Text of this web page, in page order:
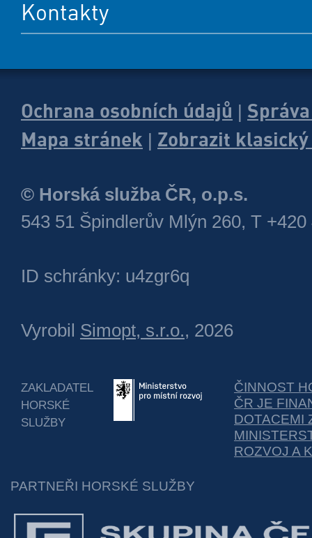
Kontakty
Ochrana osobních údajů
Mapa stránek
Zobrazit
© Horská služba ČR, o.p.s.
543 51 Špindlerův Mlýn 260, T +420
ID schránky: u4zgr6q
Vyrobil Simopt, s.r.o., 2026
ZAKLADATEL
HORSKÉ
SLUŽBY
ČINNOST
ČR JE
DOTACEMI
ROZVOJ A
PARTNEŘI HORSKÉ SLUŽBY